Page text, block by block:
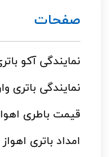
صفحات
نمایندگی آکو
نمایندگی باتری
قیمت باطری
امداد باتری